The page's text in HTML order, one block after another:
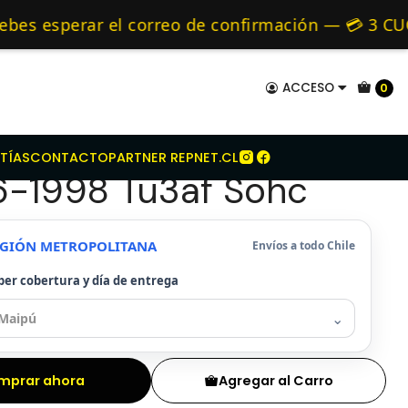
ACCESO 0
de confirmación — 💳 3 CUOTAS
CONTACTOPARTNER REPNET.CL
de 24 hrs hábiles.
Para Citroen C15 1.4 1996-1998 Tu3af Sohc
Seco Para Citroen
1998 Tu3af Sohc
METROPOLITANA Envíos a todo Chile
cobertura y día de entrega
⌄
Agregar al Carro
ahora